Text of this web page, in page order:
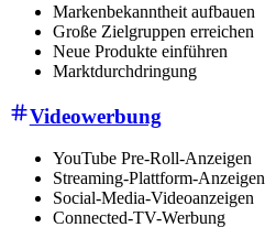
Markenbekanntheit aufbauen
Große Zielgruppen erreichen
Neue Produkte einführen
Marktdurchdringung
Videowerbung
YouTube Pre-Roll-Anzeigen
Streaming-Plattform-Anzeigen
Social-Media-Videoanzeigen
Connected-TV-Werbung